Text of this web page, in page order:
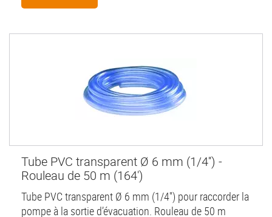
Tube PVC transparent Ø 6 mm (1/4'') -
Rouleau de 50 m (164')
Tube PVC transparent Ø 6 mm (1/4'') pour raccorder la
pompe à la sortie d’évacuation. Rouleau de 50 m